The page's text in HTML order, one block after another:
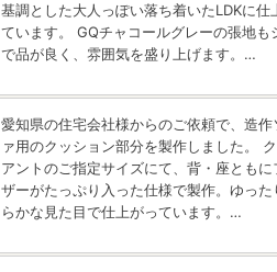
基調とした大人っぽい落ち着いたLDKに仕
ています。 GQチャコールグレーの張地も
で品が良く、雰囲気を盛り上げます。…
愛知県の住宅会社様からのご依頼で、造作
ァ用のクッション部分を製作しました。
アントのご指定サイズにて、背・座ともに
ザーがたっぷり入った仕様で製作。ゆった
らかな見た目で仕上がっています。…